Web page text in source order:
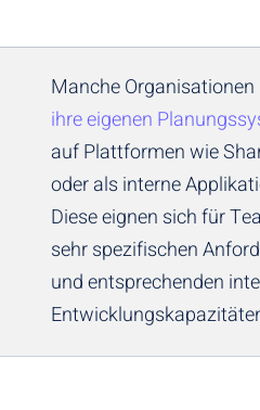
Manche Organisationen
ihre eigenen
auf Plattformen wie
oder als interne
Diese eignen sich für
sehr spezifischen
und entsprechenden